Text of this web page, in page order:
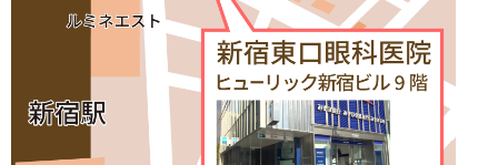
一般外来予約をする
網膜・硝子体専門治療予約をする
黄斑疾患専門治療予約をする
緑内障専門治療予約をする